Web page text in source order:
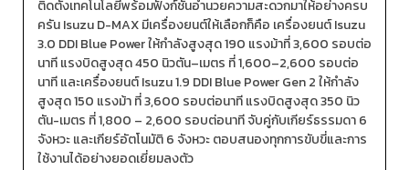
ติดตั้งเทคโนโลยีพร้อมฟังก์ชันอำนวยความสะดวกมาให้อย่างครบ
ครัน Isuzu D-MAX มีเครื่องยนต์ให้เลือกก็คือ เครื่องยนต์ Isuzu
3.0 DDI Blue Power ให้กำลังสูงสุด 190 แรงม้าที่ 3,600 รอบต่อ
นาที แรงบิดสูงสุด 450 นิวตัน–เมตร ที่ 1,600–2,600 รอบต่อ
นาที และเครื่องยนต์ Isuzu 1.9 DDI Blue Power Gen 2 ให้กำลัง
สูงสุด 150 แรงม้า ที่ 3,600 รอบต่อนาที แรงบิดสูงสุด 350 นิว
ตัน-เมตร ที่ 1,800 – 2,600 รอบต่อนาที จับคู่กับเกียร์ธรรมดา 6
จังหวะ และเกียร์อัตโนมัติ 6 จังหวะ ตอบสนองทุกการขับขี่และการ
ใช้งานได้อย่างยอดเยี่ยมลงตัว